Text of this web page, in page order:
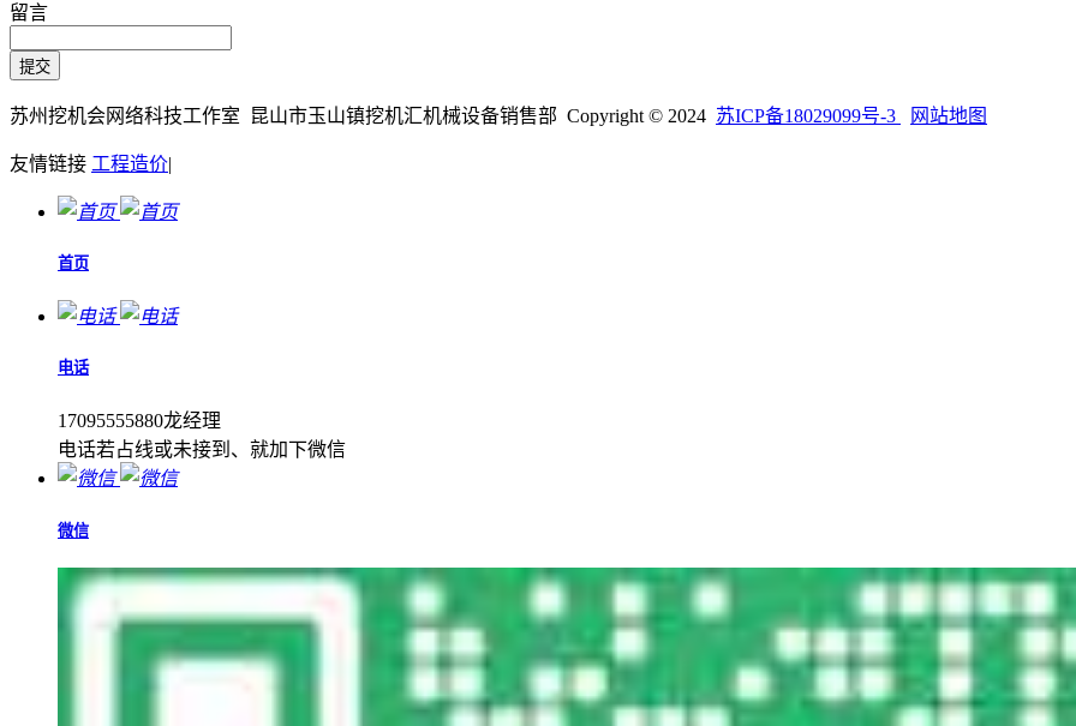
留言
苏州挖机会网络科技工作室 昆山市玉山镇挖机汇机械设备销售部 Copyright © 2024 苏ICP备18029099号-3 网站地图
友情链接 工程造价|
首页
电话
17095555880龙经理
电话若占线或未接到、就加下微信
微信